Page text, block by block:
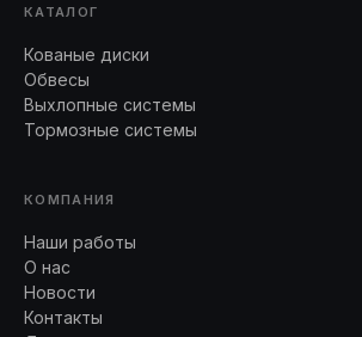
КАТАЛОГ
Кованые диски
Обвесы
Выхлопные системы
Тормозные системы
КОМПАНИЯ
Наши работы
О нас
Новости
Контакты